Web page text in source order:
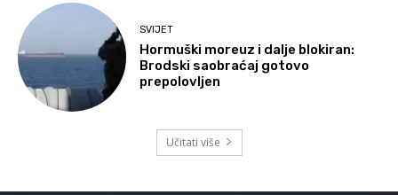
SVIJET
Hormuški moreuz i dalje blokiran:
Brodski saobraćaj gotovo
prepolovljen
Učitati više